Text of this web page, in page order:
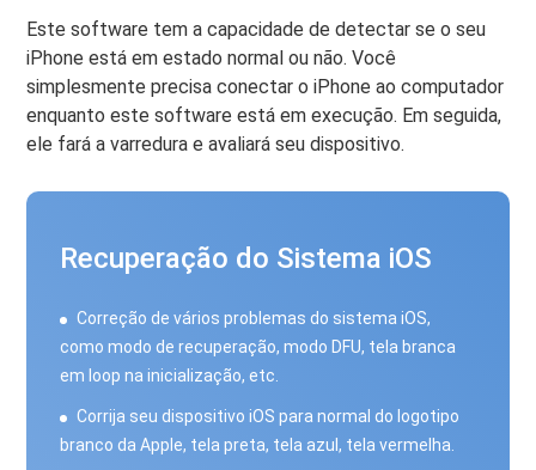
Este software tem a capacidade de detectar se o seu
iPhone está em estado normal ou não. Você
simplesmente precisa conectar o iPhone ao computador
enquanto este software está em execução. Em seguida,
ele fará a varredura e avaliará seu dispositivo.
Recuperação do Sistema iOS
Correção de vários problemas do sistema iOS,
como modo de recuperação, modo DFU, tela branca
em loop na inicialização, etc.
Corrija seu dispositivo iOS para normal do logotipo
branco da Apple, tela preta, tela azul, tela vermelha.